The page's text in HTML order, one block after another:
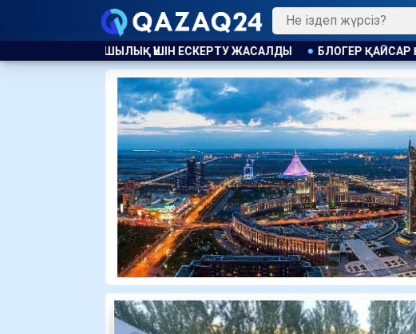
БЛОГЕР ҚАЙСАР ҚАМЗА ҚАЗАҚСТАНҒА